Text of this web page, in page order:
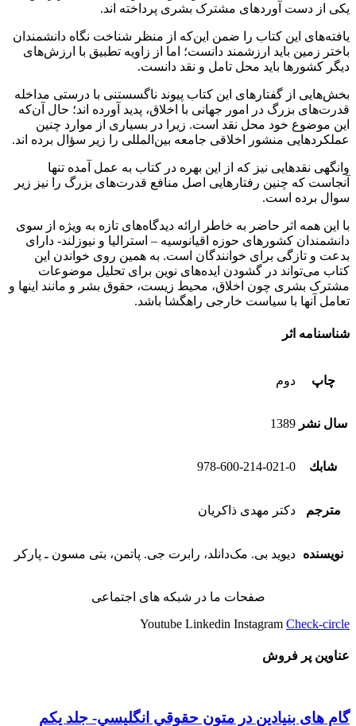
یکی از دست آوردهای مشترک بشری پرداخته اند.
یافته‌های این کتاب را ضمن این‌که از منظر شناخت نگاه دانشمندان
باختر زمین باید ارزشمند دانست؛ اما از زاویه تطبیق با ارزش‌های
دیگر کشورها باید محل تامل و نقد دانست.
بخش‌هایی از گفتارهای این کتاب پیوند ناگسستنی با درستی مداخله
قدرت‌های بزرگ در امور جهانی با اخلاق، پدید آورده اند؛ حال آن‌که
این موضوع خود محل نقد است. زیرا در بسیاری از موارد چنین
عملکرد‌هایی منشور اخلاقی جامعه بین‌المللی را زیر سؤال برده اند.
وانگهی نقدهایی نیز که از این بهره در کتاب به عمل آمده تنها
آنجاست که چنین رفتارهایی اصل منافع قدرت‌های بزرگ را نیز زیر
سوال برده است.
با این همه اثر حاضر به خاطر ارائه دیدگاه‌های تازه به ویژه از سوی
دانشمندان کشورهای حوزه اقیانوسیه – استرالیا و نیوزلند- دارای
بدعت و تازگی برای خوانندگان است. به همین روی خواندن این
کتاب می‌تواند در گشودن ایده‌های نوین برای تحلیل موضوعات
مشترک بشری چون اخلاق، محیط زیست، حقوق بشر و مانند اینها و
تعامل آنها با سیاست خارجی راهگشا باشد.
شناسنامه اثر
چاپ دوم
سال نشر 1389
شابك 978-600-214-021-0
مترجم دکتر مهدی ذاکریان
نویسنده دیوید بی. مک‌دانلد، رابرت جی. پاتمن، بتی مسون ـ پارکر
صفحات ما در شبکه های اجتماعی
Youtube Linkedin Instagram Check-circle
عناوین پر فروش
گام های بنیادین در متون حقوقي انگليسي- جلد يكم